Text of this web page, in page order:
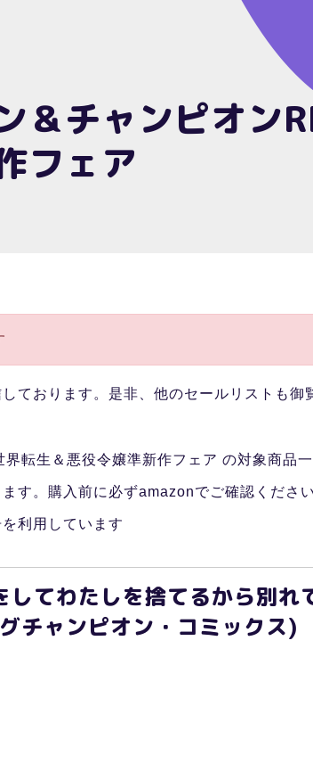
＆チャンピオン
フェア
ております。是非、他のセールリストも御
転生＆悪役令嬢準新作フェア の対象商品
す。購入前に必ずamazonでご確認ください
利用しています
てわたしを捨てるから別れ
ャンピオン・コミックス)